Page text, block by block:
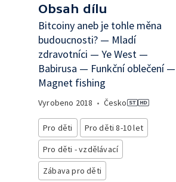
Obsah dílu
Bitcoiny aneb je tohle měna
budoucnosti? — Mladí
zdravotníci — Ye West —
Babirusa — Funkční oblečení —
Magnet fishing
Vyrobeno 2018 • Česko
Pro děti
Pro děti 8-10 let
Pro děti - vzdělávací
Zábava pro děti